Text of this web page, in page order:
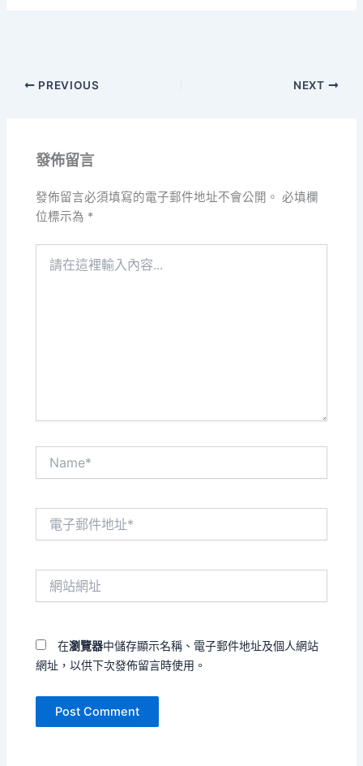
PREVIOUS NEXT
發佈留言
發佈留言必須填寫的電子郵件地址不會公開。 必填欄
位標示為 *
在瀏覽器中儲存顯示名稱、電子郵件地址及個人網站
網址，以供下次發佈留言時使用。